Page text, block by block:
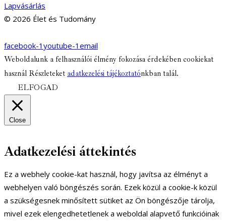
Lapvásárlás
© 2026 Élet és Tudomány
facebook-1 youtube-1 email
Weboldalunk a felhasználói élmény fokozása érdekében cookiekat
használ Részleteket adatkezelési tájékoztatónkban talál.
ELFOGAD
Close
Adatkezelési áttekintés
Ez a webhely cookie-kat használ, hogy javítsa az élményt a
webhelyen való böngészés során. Ezek közül a cookie-k közül
a szükségesnek minősített sütiket az Ön böngészője tárolja,
mivel ezek elengedhetetlenek a weboldal alapvető funkcióinak